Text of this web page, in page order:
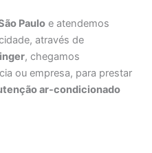
Paulo e atendemos
através de
, chegamos
ou empresa, para prestar
ar-condicionado